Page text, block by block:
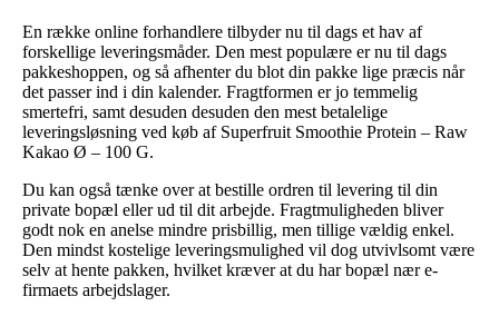
En række online forhandlere tilbyder nu til dags et hav af
forskellige leveringsmåder. Den mest populære er nu til dags
pakkeshoppen, og så afhenter du blot din pakke lige præcis når
det passer ind i din kalender. Fragtformen er jo temmelig
smertefri, samt desuden desuden den mest betalelige
leveringsløsning ved køb af Superfruit Smoothie Protein – Raw
Kakao Ø – 100 G.
Du kan også tænke over at bestille ordren til levering til din
private bopæl eller ud til dit arbejde. Fragtmuligheden bliver
godt nok en anelse mindre prisbillig, men tillige vældig enkel.
Den mindst kostelige leveringsmulighed vil dog utvivlsomt være
selv at hente pakken, hvilket kræver at du har bopæl nær e-
firmaets arbejdslager.